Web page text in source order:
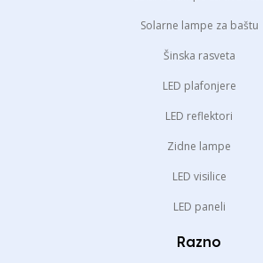
Solarne lampe za baštu
Šinska rasveta
LED plafonjere
LED reflektori
Zidne lampe
LED visilice
LED paneli
Razno